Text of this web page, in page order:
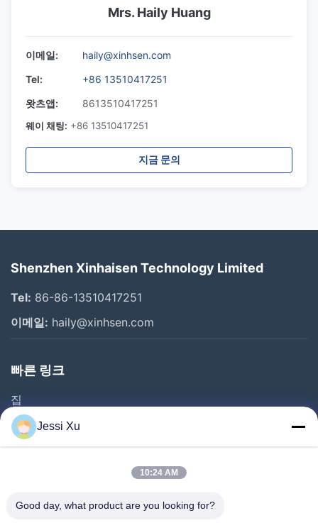
Mrs. Haily Huang
이메일:
haily@xinhsen.com
Tel:
+86 13510417251
왓츠앱:
8613510417251
웨이 채팅: +86 13510417251
지금 문의
Shenzhen Xinhaisen Technology Limited
Tel: 86-86-13510417251
이메일: haily@xinhsen.com
빠른 링크
집
제품 소개
동영상
공장 투어
Jessi Xu
10:24 AM
Good day, what product are you looking for?